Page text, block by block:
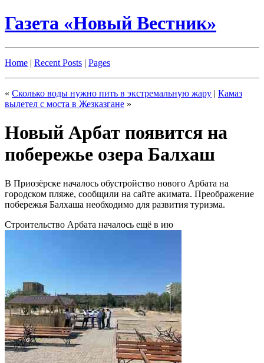
Газета «Новый Вестник»
Home | Recent Posts | Pages
« Сколько воды нужно пить в экстремальную жару | Камаз
вылетел с моста в Жезказгане »
Новый Арбат появится на
побережье озера Балхаш
В Приозёрске началось обустройство нового Арбата на
городском пляже, сообщили на сайте акимата. Преображение
побережья Балхаша необходимо для развития туризма.
Строительство Арбата началось ещё в ию